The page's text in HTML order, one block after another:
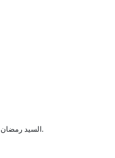
قام مدير فرع جمعية الصناعيين ورجال الأعمال المستقلين (MÜSİAD) السيد رمضان كوزو والوفد المرافق له بزيارة رئيس مجلس إدارة المصنع السيد كاظم أوزتورك في مكتبه.